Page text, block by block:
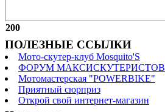
200
ПОЛЕЗНЫЕ ССЫЛКИ
Мото-скутер-клуб Mosquito'S
ФОРУМ МАКСИСКУТЕРИСТОВ
Мотомастерская "POWERBIKE"
Приятный сюрприз
Открой свой интернет-магазин